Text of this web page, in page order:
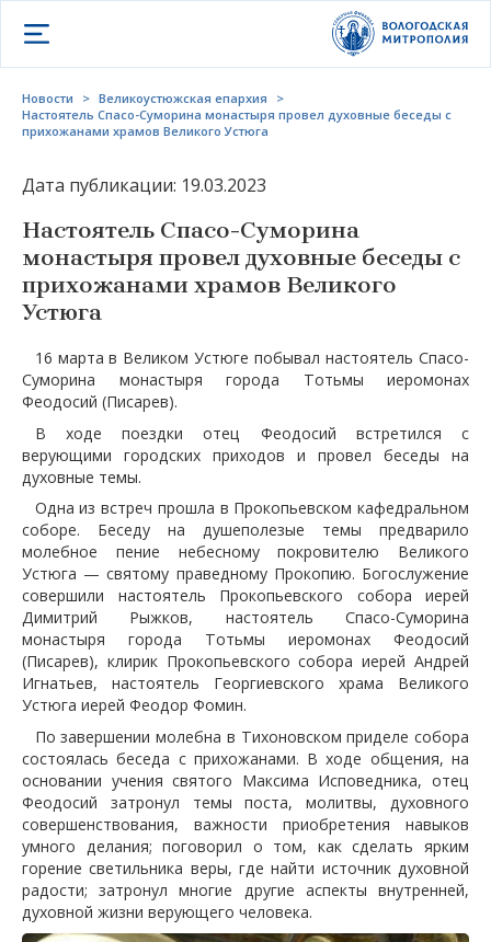
Открыть меню
Новости > Великоустюжская епархия
>
Настоятель Спасо-Суморина монастыря провел духовные беседы с
прихожанами храмов Великого Устюга
Дата публикации: 19.03.2023
Настоятель Спасо-Суморина
монастыря провел духовные беседы с
прихожанами храмов Великого
Устюга
16 марта в Великом Устюге побывал настоятель Спасо-
Суморина монастыря города Тотьмы иеромонах
Феодосий (Писарев).
В ходе поездки отец Феодосий встретился с
верующими городских приходов и провел беседы на
духовные темы.
Одна из встреч прошла в Прокопьевском кафедральном
соборе. Беседу на душеполезые темы предварило
молебное пение небесному покровителю Великого
Устюга — святому праведному Прокопию. Богослужение
совершили настоятель Прокопьевского собора иерей
Димитрий Рыжков, настоятель Спасо-Суморина
монастыря города Тотьмы иеромонах Феодосий
(Писарев), клирик Прокопьевского собора иерей Андрей
Игнатьев, настоятель Георгиевского храма Великого
Устюга иерей Феодор Фомин.
По завершении молебна в Тихоновском приделе собора
состоялась беседа с прихожанами. В ходе общения, на
основании учения святого Максима Исповедника, отец
Феодосий затронул темы поста, молитвы, духовного
совершенствования, важности приобретения навыков
умного делания; поговорил о том, как сделать ярким
горение светильника веры, где найти источник духовной
радости; затронул многие другие аспекты внутренней,
духовной жизни верующего человека.